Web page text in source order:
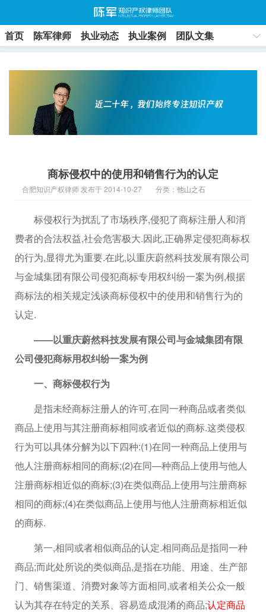
首页 陈军律师 执业动态 执业案例
团队文集
商标侵权中的使用和销售行为的认定
合肥知识产权律师 发布于 2014-10-27 分类： 他山之石
标侵权行为扰乱了市场秩序,侵犯了商标注册人和消
费者的合法权益,社会危害极大.因此,正确界定侵犯商标权
的行为,显得尤为重要.在此,以重庆蔚然科技发展有限公司
与金城集团有限公司侵犯商标专用权纠纷一案为例,根据
商标法的相关规定浅谈商标侵权中的使用和销售行为的
认定.
——以重庆蔚然科技发展有限公司与金城集团有限
公司侵犯商标用权纠纷一案为例
一、商标侵权行为
是指未经商标注册人的许可,在同一种商品或者类似
商品上使用与其注册商标相同或者近似的商标.这类侵权
行为可以具体分解为以下四种:(1)在同一种商品上使用与
他人注册商标相同的商标;(2)在同—种商品上使用与他人
注册商标相近似的商标;(3)在类似商品上使用与注册商标
相同的商标;(4)在类似商品上使用与他人注册商标相近似
的商标.
第一,相同或者相似商品的认定.相同商品是指同一种
商品;而此处所说的类似商品,是指在功能、用途、生产部
门、销售渠道、消费对象等方面相同,或者相关公众一般
认为其存在特定的关系、容易造成混淆的商品;认定商品